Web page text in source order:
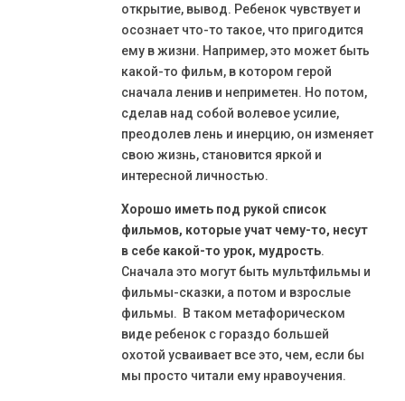
открытие, вывод. Ребенок чувствует и
осознает что-то такое, что пригодится
ему в жизни. Например, это может быть
какой-то фильм, в котором герой
сначала ленив и неприметен. Но потом,
сделав над собой волевое усилие,
преодолев лень и инерцию, он изменяет
свою жизнь, становится яркой и
интересной личностью.
Хорошо иметь под рукой список
фильмов, которые учат чему-то, несут
в себе какой-то урок, мудрость.
Сначала это могут быть мультфильмы и
фильмы-сказки, а потом и взрослые
фильмы. В таком метафорическом
виде ребенок с гораздо большей
охотой усваивает все это, чем, если бы
мы просто читали ему нравоучения.